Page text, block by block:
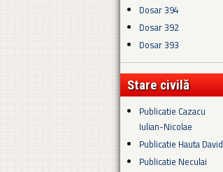
Dosar 394
Dosar 392
Dosar 393
Stare civilă
Publicatie Cazacu
Iulian-Nicolae
Publicatie Hauta David
Publicatie Neculai